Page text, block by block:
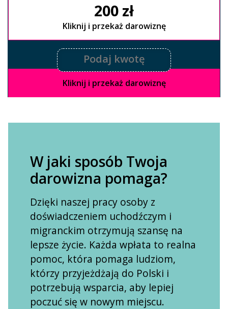
200 zł
Kliknij i przekaż darowiznę
Kliknij i przekaż darowiznę
W jaki sposób Twoja
darowizna pomaga?
Dzięki naszej pracy osoby z
doświadczeniem uchodźczym i
migranckim otrzymują szansę na
lepsze życie. Każda wpłata to realna
pomoc, która pomaga ludziom,
którzy przyjeżdżają do Polski i
potrzebują wsparcia, aby lepiej
poczuć się w nowym miejscu.